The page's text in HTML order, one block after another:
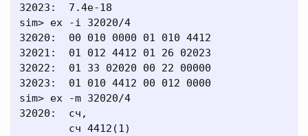
32023:  7.4e-18
sim> ex -i 32020/4
32020:  00 010 0000 01 010 4412
32021:  01 012 4412 01 26 02023
32022:  01 33 02020 00 22 00000
32023:  01 010 4412 00 012 0000
sim> ex -m 32020/4
32020:  сч,
        сч 4412(1)